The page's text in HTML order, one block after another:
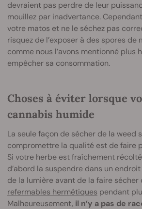
devraient pas perdre de leur
mouillez par inadvertance.
votre matos et ne le séchez pas
risquez de l’exposer à des spores de
comme nous l’avons mentionné plus
empêcher sa consommation.
Choses à éviter lorsque
cannabis humide
La seule façon de sécher de la weed
compromettre la qualité est de faire
Si votre herbe est fraîchement
d’abord la suspendre dans un
de la lumière avant de la faire sécher
refermables hermétiques pendant
Malheureusement, il n’y a pas de